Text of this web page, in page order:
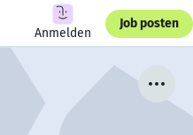
Anmelden
Job posten